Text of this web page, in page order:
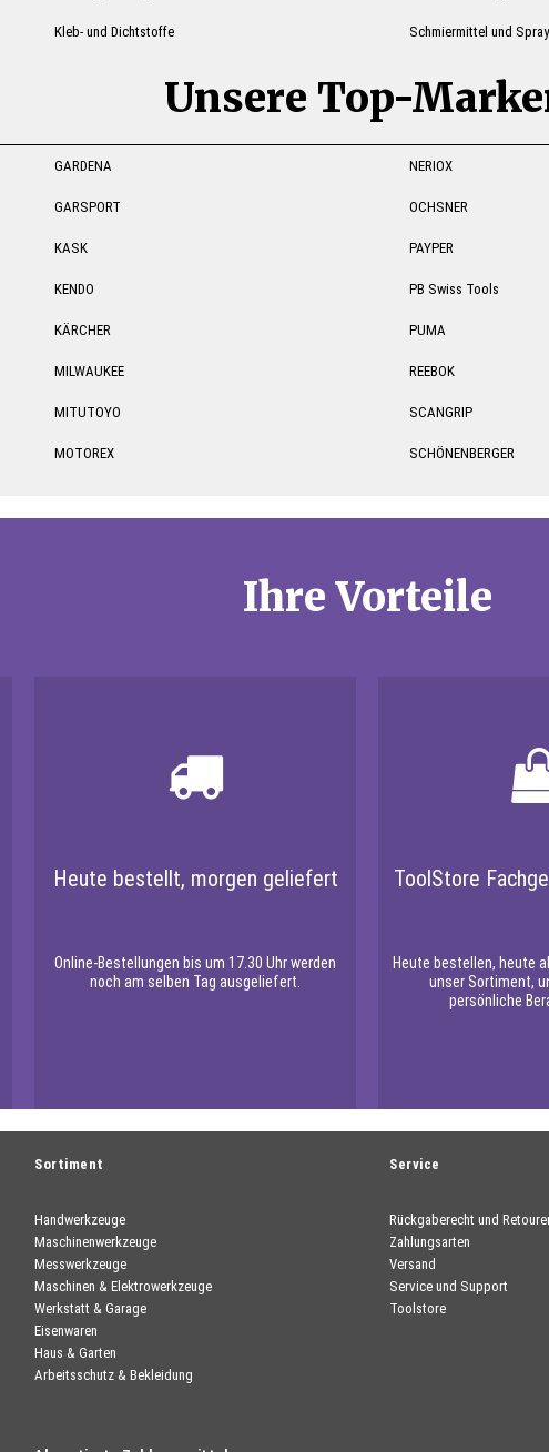
Kleb- und Dichtstoffe Schmiermittel und
Unsere Top-
GARDENA
GARSPORT
KASK
KENDO
KÄRCHER
MILWAUKEE
MITUTOYO
MOTOREX
NERIOX
OCHSNER
PAYPER
PB Swiss Tools
PUMA
REEBOK
SCANGRIP
SCHÖNENBERGER
Ihre Vorteile
Heute bestellt, morgen geliefert
Online-Bestellungen bis um 17.30 Uhr werden
noch am selben Tag ausgeliefert.
ToolStore
Heute bestellen, heute
unser Sortiment,
persönliche
Sortiment
Handwerkzeuge
Maschinenwerkzeuge
Messwerkzeuge
Maschinen & Elektrowerkzeuge
Werkstatt & Garage
Eisenwaren
Haus & Garten
Arbeitsschutz & Bekleidung
Service
Rückgaberecht und
Zahlungsarten
Versand
Service und Support
Toolstore